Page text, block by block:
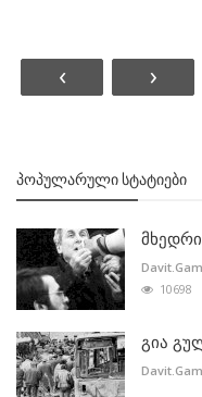
‹ ›
ᲞᲝᲞᲣᲚᲐᲠᲣᲚᲘ ᲡᲢᲐᲢᲘᲔᲑᲘ
10698
გია